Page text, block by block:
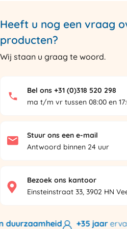
Heeft u nog een vraag
producten?
Wij staan u graag te woord.
Bel ons +31 (0)318 520 298
ma t/m vr tussen 08:00 en
Stuur ons een e-mail
Antwoord binnen 24 uur
Bezoek ons kantoor
Einsteinstraat 33, 3902 HN
+35 jaar